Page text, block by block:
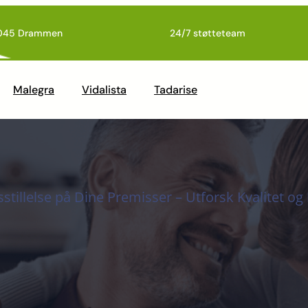
Drammen 24/7 støtteteam
Malegra Vidalista Tadarise
på Dine Premisser – Utforsk Kvalitet og